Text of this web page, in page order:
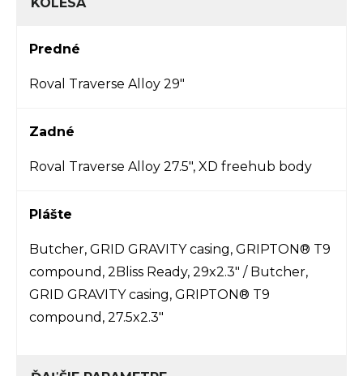
Predné
Roval Traverse Alloy 29"
Zadné
Roval Traverse Alloy 27.5", XD freehub body
Plášte
Butcher, GRID GRAVITY casing, GRIPTON® T9
compound, 2Bliss Ready, 29x2.3" / Butcher,
GRID GRAVITY casing, GRIPTON® T9
compound, 27.5x2.3"